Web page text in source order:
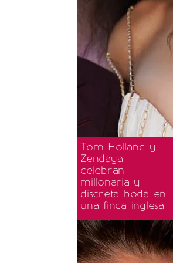
Tom Holland y
Zendaya
celebran
millonaria y
discreta boda en
una finca inglesa